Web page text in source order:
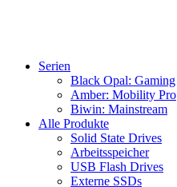
Serien
Black Opal: Gaming
Amber: Mobility Pro
Biwin: Mainstream
Alle Produkte
Solid State Drives
Arbeitsspeicher
USB Flash Drives
Externe SSDs